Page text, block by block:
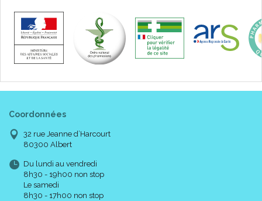
Coordonnées
32 rue Jeanne d’Harcourt
80300 Albert
Du lundi au vendredi
8h30 - 19h00 non stop
Le samedi
8h30 - 17h00 non stop